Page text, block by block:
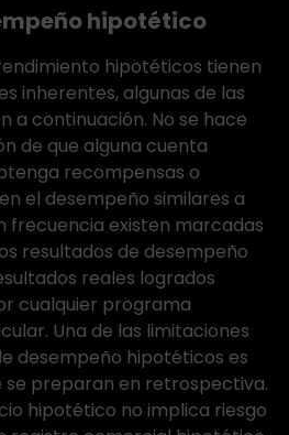
hipotético
hipotéticos tienen
inherentes, algunas de las
a continuación. No se hace
de que alguna cuenta
recompensas o
el desempeño similares a
frecuencia existen marcadas
resultados de desempeño
reales logrados
cualquier programa
Una de las limitaciones
desempeño hipotéticos es
preparan en retrospectiva.
hipotético no implica riesgo